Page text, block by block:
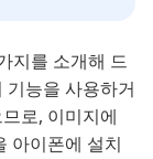
지를 소개해 드
기능을 사용하거
로, 이미지에
아이폰에 설치